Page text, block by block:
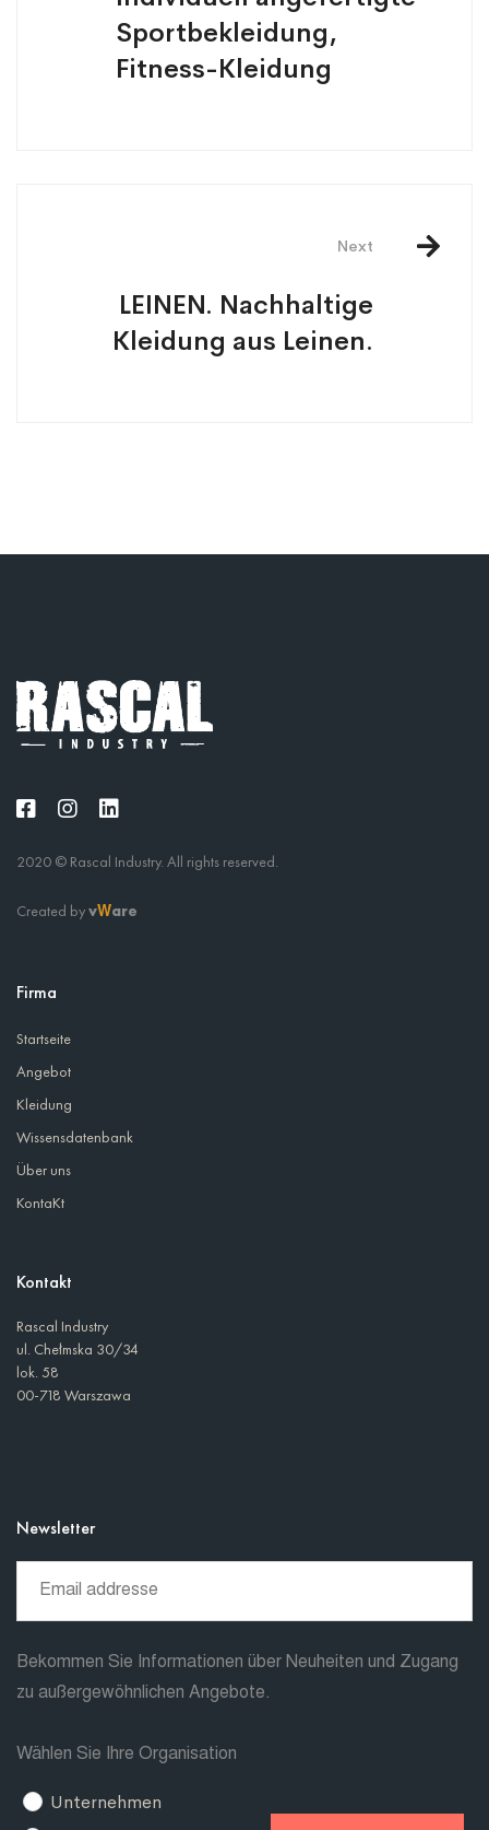
Sportbekleidung,
Fitness-Kleidung
Next
LEINEN. Nachhaltige
Kleidung aus Leinen.
2020 © Rascal Industry. All rights reserved.
Created byvWare
Firma
Startseite
Angebot
Kleidung
Wissensdatenbank
Über uns
KontaKt
Kontakt
Rascal Industry
ul. Chełmska 30/34
lok. 58
00-718 Warszawa
Newsletter
Bekommen Sie Informationen über Neuheiten und Zugang
zu außergewöhnlichen Angebote.
Wählen Sie Ihre Organisation
Unternehmen